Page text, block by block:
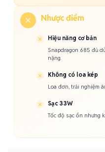
Nhược điểm
Hiệu năng cơ bản
Snapdragon 685 đủ
nặng.
Không có loa kép
Loa đơn, trải nghiệm
Sạc 33W
Tốc độ sạc ổn nhưng